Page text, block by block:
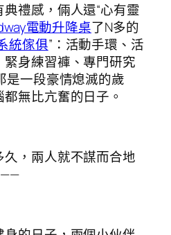
禮感，倆人還“心有靈
電動升降桌了N多的
統傢俱”：活動手環、活
身練習褲、專門研究
是一段豪情熄滅的歲
無比亢奮的日子。
，兩人就不謀而合地